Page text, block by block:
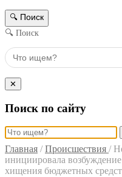
🔍 Поиск
🔍 Поиск
✕
Поиск по сайту
Главная / Происшествия /
инициировала
хищения бюджетных